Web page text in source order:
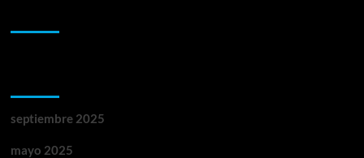
septiembre 2025
mayo 2025